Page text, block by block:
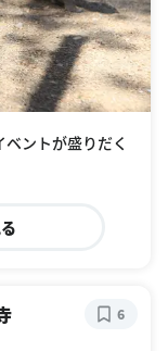
ベントが盛りだく
6